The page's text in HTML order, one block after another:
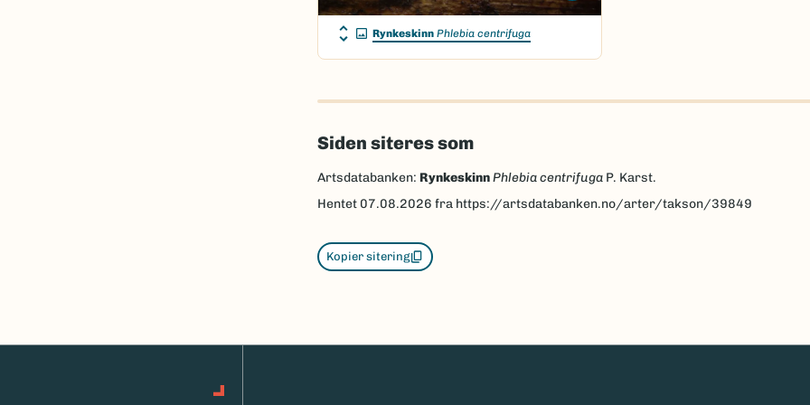
Rynkeskinn Phlebia centrifuga
Siden siteres som
Artsdatabanken: RynkeskinnPhlebia centrifugaP. Karst.
Hentet 07.08.2026 fra https://artsdatabanken.no/arter/takson/39849
Kopier sitering